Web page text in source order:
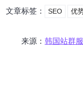
文章标签： SEO 优
来源： 韩国站群